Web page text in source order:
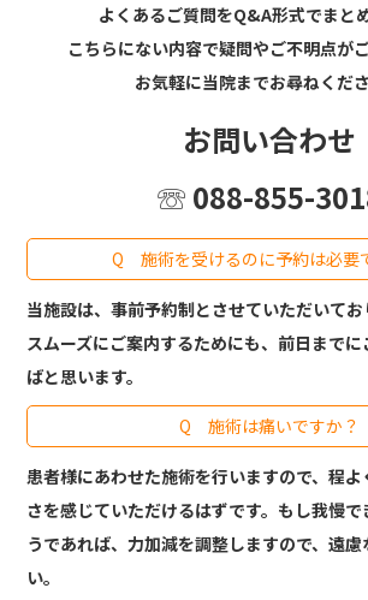
よくあるご質問をQ&A形式でまと
こちらにない内容で疑問やご不明点が
お気軽に当院までお尋ねくださ
お問い合わせ
☏ 088-855-
Q 施術を受けるのに予約は必要
当施設は、事前予約制とさせていただいて
スムーズにご案内するためにも、前日まで
ばと思います。
Q 施術は痛いですか？
患者様にあわせた施術を行いますので、程
さを感じていただけるはずです。もし我慢で
うであれば、力加減を調整しますので、遠慮
い。